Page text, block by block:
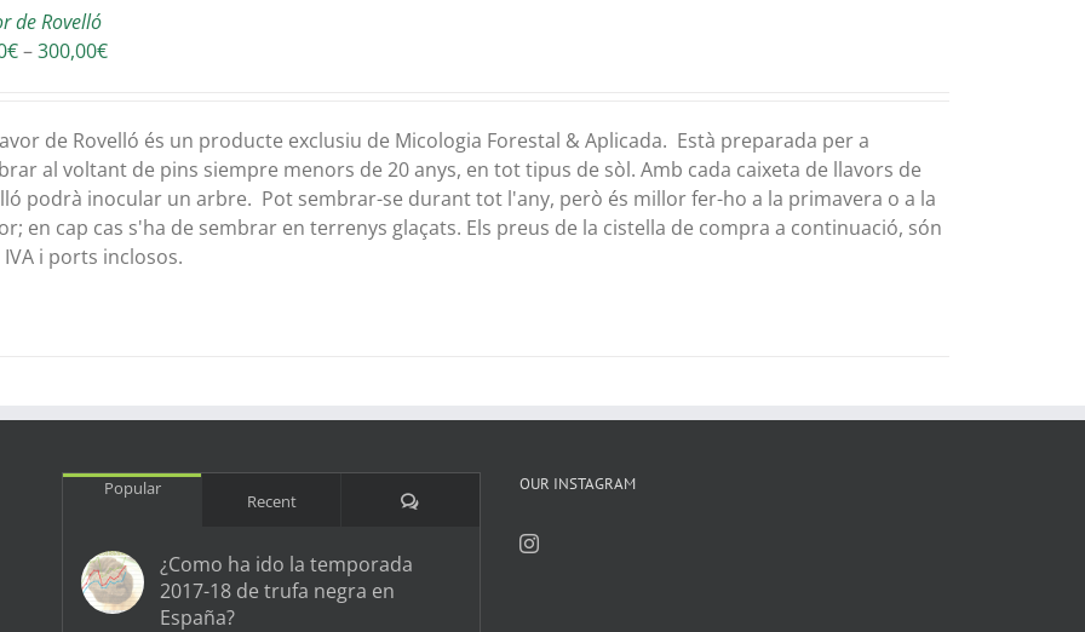
de Rovelló
€–300,00€Interval
30,00€
a
300,00€
de Rovelló és un producte exclusiu de Micologia Forestal & Aplicada. Està preparada per a
al voltant de pins siempre menors de 20 anys, en tot tipus de sòl. Amb cada caixeta de llavors de
podrà inocular un arbre. Pot sembrar-se durant tot l'any, però és millor fer-ho a la primavera o a la
en cap cas s'ha de sembrar en terrenys glaçats. Els preus de la cistella de compra a continuació, són
i ports inclosos.
Popular
Recent Comments
¿Como ha ido la temporada
2017-18 de trufa negra en
España?
OUR INSTAGRAM